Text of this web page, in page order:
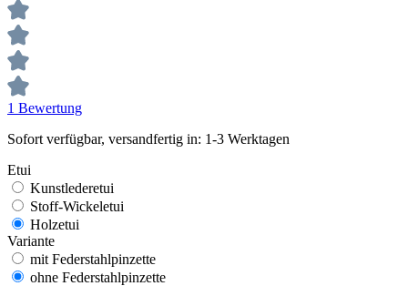
1 Bewertung
Sofort verfügbar, versandfertig in: 1-3 Werktagen
Etui
Kunstlederetui
Stoff-Wickeletui
Holzetui
Variante
mit Federstahlpinzette
ohne Federstahlpinzette